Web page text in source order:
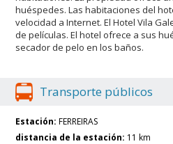
huéspedes. Las habitaciones del
velocidad a Internet. El Hotel Vila
de películas. El hotel ofrece a sus
secador de pelo en los baños.
Transporte públicos
Estación: FERREIRAS
distancia de la estación: 11 km